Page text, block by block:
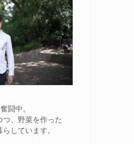
闘中。
つ、野菜を作った
しています。